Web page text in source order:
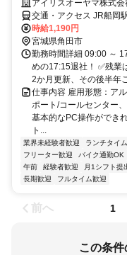
アイリスオーヤマ株式
交通・アクセス JR船岡
時給1,190円
宮城県角田市
勤務時間詳細 09:00 ～
めの17:15退社！ ✅残業
2か月更新、その後半年
仕事内容 雇用形態：ア
ポート/コールセンター
基本的なPC操作ができ
ト...
業界未経験者歓迎 ランチタイム
フリーター歓迎
バイク通勤OK
午前
経験者歓迎 月1シフト提
長期歓迎
フルタイム歓迎
前へ 1
この条